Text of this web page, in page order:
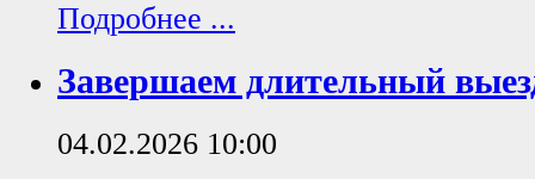
Подробнее ...
Завершаем длительный
04.02.2026 10:00